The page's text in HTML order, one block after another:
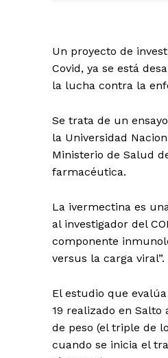
Un proyecto de
Covid, ya se está
la lucha contra la
Se trata de un
la Universidad
Ministerio de Salud
farmacéutica.
La ivermectina es
al investigador del
componente
versus la carga viral”.
El estudio que
19 realizado en
de peso (el triple de
cuando se inicia el